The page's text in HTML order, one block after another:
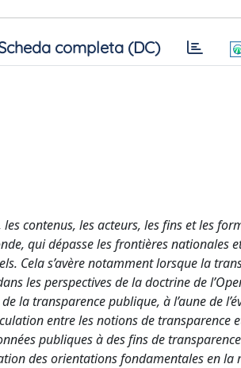
completa (DC)
contenus, les acteurs, les fins et les
qui dépasse les frontières nationales
Cela s’avère notamment lorsque la
les perspectives de la doctrine de
la transparence publique, à l’aune de
entre les notions de transparence
publiques à des fins de
des orientations fondamentales en la